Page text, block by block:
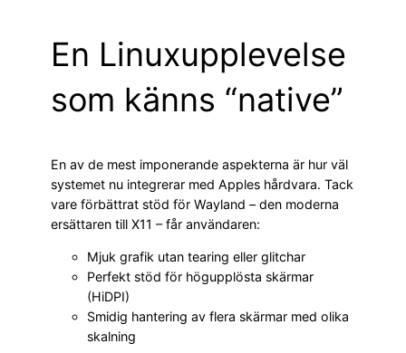
En Linuxupplevelse
som känns “native”
En av de mest imponerande aspekterna är hur väl
systemet nu integrerar med Apples hårdvara. Tack
vare förbättrat stöd för Wayland – den moderna
ersättaren till X11 – får användaren:
Mjuk grafik utan tearing eller glitchar
Perfekt stöd för högupplösta skärmar
(HiDPI)
Smidig hantering av flera skärmar med olika
skalning